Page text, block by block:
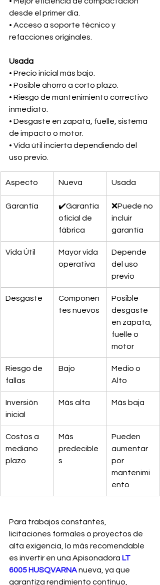
desde el primer día.
• Acceso a soporte técnico y
refacciones originales.
Usada
• Precio inicial más bajo.
• Posible ahorro a corto plazo.
• Riesgo de mantenimiento correctivo
inmediato.
• Desgaste en zapata, fuelle, sistema
de impacto o motor.
• Vida útil incierta dependiendo del
uso previo.
Aspecto Nueva Usada
Garantía
✔️Garantía
oficial de
fábrica
❌Puede no
incluir
garantía
Vida Útil
Mayor vida
operativa
Depende
del uso
Desgaste
Componen
tes nuevos
Posible
desgaste
en zapata,
fuelle o
motor
Riesgo de
fallas
Bajo
Medio o
Alto
Inversión
inicial
Más alta Más baja
Costos a
mediano
plazo
Más
predecible
s
Pueden
aumentar
por
mantenimi
ento
Para trabajos constantes,
licitaciones formales o proyectos de
alta exigencia, lo más recomendable
es invertir en una Apisonadora LT
6005 HUSQVARNA nueva, ya que
garantiza rendimiento continuo,